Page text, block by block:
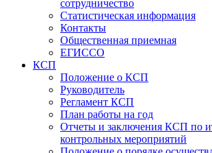
сотрудничество
Статистическая информация
Контакты
Общественная приемная
ЕГИССО
КСП
Положение о КСП
Руководитель
Регламент КСП
План работы на год
Отчеты и заключения КСП по
контрольных мероприятий